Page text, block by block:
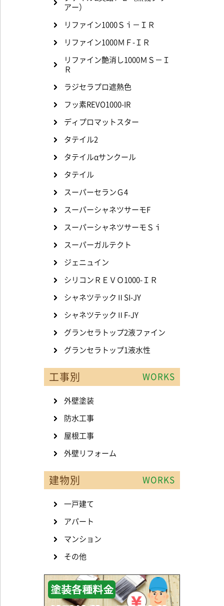
アー）
リファイン1000Ｓｉ－ＩＲ
リファイン1000ＭＦ-ＩＲ
リファイン艶消し1000ＭＳ－Ｉ
Ｒ
ラジセラプロ遮熱色
フッ素REVO1000-IR
ディプロマットスター
タテイル2
タテイルαサンクール
タテイル
スーパーセランＧ4
スーパーシャネツサーモF
スーパーシャネツサーモＳｉ
スーパーガルテクト
ジェニュイン
シリコンＲＥＶＯ1000-ＩＲ
シャネツテックⅡSI-JY
シャネツテックⅡF-JY
グランセラトップ2液ファイン
グランセラトップ1液水性
工事別 WORKS
外壁塗装
防水工事
屋根工事
外壁リフォーム
建物別 WORKS
一戸建て
アパート
マンション
その他